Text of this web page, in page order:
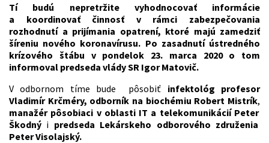
Tí budú nepretržite vyhodnocovať informácie
a koordinovať činnosť v rámci zabezpečovania
rozhodnutí a prijímania opatrení, ktoré majú zamedziť
šíreniu nového koronavírusu. Po zasadnutí ústredného
krízového štábu v pondelok 23. marca 2020 o tom
informoval predseda vlády SR Igor Matovič.
V odbornom tíme bude pôsobiť infektológ profesor
Vladimír Krčméry, odborník na biochémiu Robert Mistrík,
manažér pôsobiaci v oblasti IT a telekomunikácií Peter
Škodný i predseda Lekárskeho odborového združenia
Peter Visolajský.